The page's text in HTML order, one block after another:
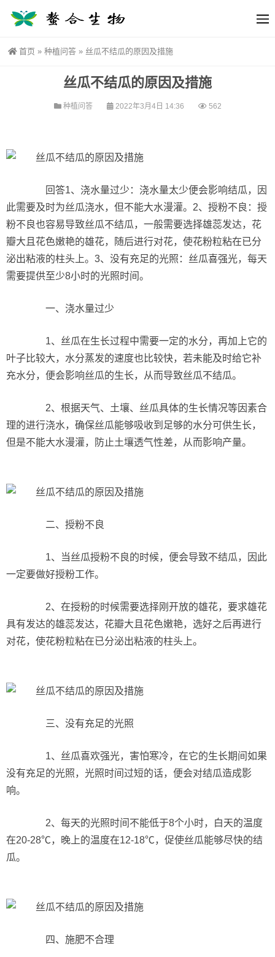
首页 » 种植问答 » 丝瓜不结瓜的原因及措施
丝瓜不结瓜的原因及措施
种植问答 2022年3月4日 14:36 562
回答1、浇水量过少：浇水量太少便会影响结瓜，因
此需要及时为丝瓜浇水，但不能大水漫灌。2、授粉不良：授
粉不良也容易导致丝瓜不结瓜，一般需要选择雄蕊发达，花
瓣大且花色嫩艳的雄花，随后进行对花，使花粉粒粘在已分
泌出粘液的柱头上。3、没有充足的光照：丝瓜喜强光，每天
需要提供至少8小时的光照时间。
一、浇水量过少
1、丝瓜在生长过程中需要一定的水分，再加上它的
叶子比较大，水分蒸发的速度也比较快，若未能及时给它补
充水分，便会影响丝瓜的生长，从而导致丝瓜不结瓜。
2、根据天气、土壤、丝瓜具体的生长情况等因素合
理的进行浇水，确保丝瓜能够吸收到足够的水分可供生长，
但是不能大水漫灌，防止土壤透气性差，从而影响产量。
二、授粉不良
1、当丝瓜授粉不良的时候，便会导致不结瓜，因此
一定要做好授粉工作。
2、在授粉的时候需要选择刚开放的雄花，要求雄花
具有发达的雄蕊发达，花瓣大且花色嫩艳，选好之后再进行
对花，使花粉粒粘在已分泌出粘液的柱头上。
三、没有充足的光照
1、丝瓜喜欢强光，害怕寒冷，在它的生长期间如果
没有充足的光照，光照时间过短的话，便会对结瓜造成影
响。
2、每天的光照时间不能低于8个小时，白天的温度
在20-28℃，晚上的温度在12-18℃，促使丝瓜能够尽快的结
瓜。
四、施肥不合理